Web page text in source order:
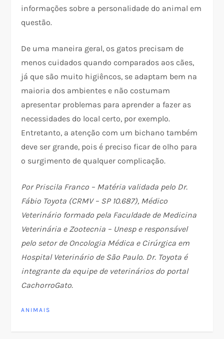
informações sobre a personalidade do animal em
questão.
De uma maneira geral, os gatos precisam de
menos cuidados quando comparados aos cães,
já que são muito higiêncos, se adaptam bem na
maioria dos ambientes e não costumam
apresentar problemas para aprender a fazer as
necessidades do local certo, por exemplo.
Entretanto, a atenção com um bichano também
deve ser grande, pois é preciso ficar de olho para
o surgimento de qualquer complicação.
Por Priscila Franco – Matéria validada pelo Dr.
Fábio Toyota (CRMV – SP 10.687), Médico
Veterinário formado pela Faculdade de Medicina
Veterinária e Zootecnia – Unesp e responsável
pelo setor de Oncologia Médica e Cirúrgica em
Hospital Veterinário de São Paulo. Dr. Toyota é
integrante da equipe de veterinários do portal
CachorroGato.
ANIMAIS